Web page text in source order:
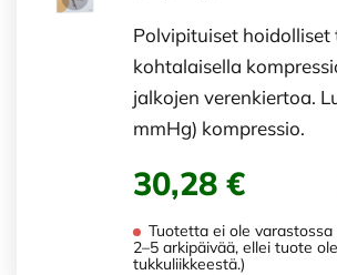
Polvipituiset
kohtalaisella
jalkojen verenkiertoa.
mmHg) kompressio.
30,28 €
Tuotetta ei ole varastossa
2–5 arkipäivää, ellei tuote
tukkuliikkeestä.)